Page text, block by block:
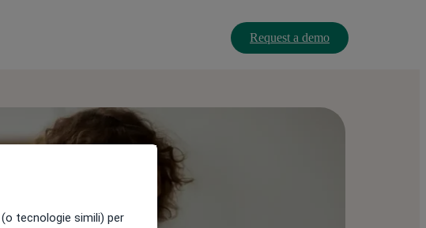
Request a demo
tecnologie simili) per